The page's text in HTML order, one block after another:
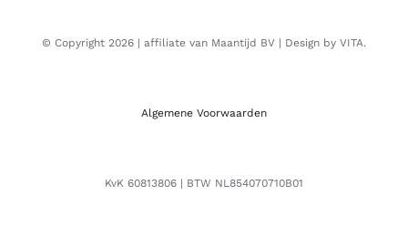
© Copyright 2026 | affiliate van Maantijd BV | Design by VITA.
Algemene Voorwaarden
KvK 60813806 | BTW NL854070710B01